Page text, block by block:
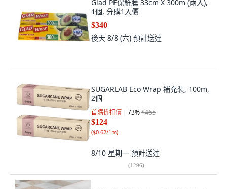
Glad PE保鮮膜 33cm X 300m (兩入),
1個, 分購1入價
$340
後天 8/8 (六) 預計送達
SUGARLAB Eco Wrap 補充裝, 100m,
2個
首購折扣價 73%$465
$124
($0.62/1m)
8/10 星期一 預計送達
(1296)